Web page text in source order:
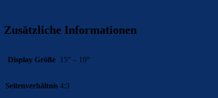
Zusätzliche Informationen
Display Größe 15" – 19"
Seitenverhältnis 4:3